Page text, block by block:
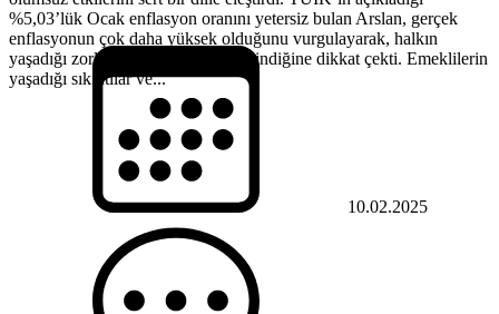
%5,03’lük Ocak enflasyon oranını yetersiz bulan Arslan, gerçek
enflasyonun çok daha yüksek olduğunu vurgulayarak, halkın
yaşadığı zorlukların görmezden gelindiğine dikkat çekti. Emeklilerin
yaşadığı sıkıntılar ve...
10.02.2025